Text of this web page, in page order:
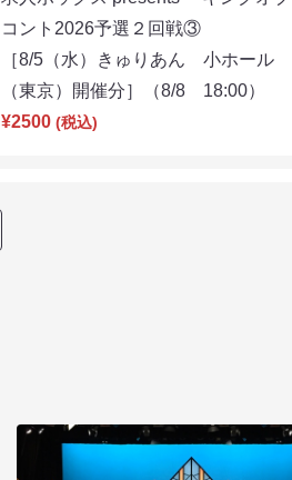
コント2026予選２回戦③
［8/5（水）きゅりあん 小ホール
（東京）開催分］（8/8 18:00）
¥2500 (税込)